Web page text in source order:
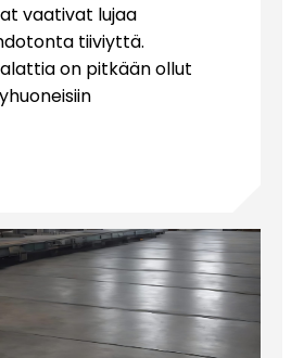
vaativat lujaa
tiiviyttä.
on pitkään ollut